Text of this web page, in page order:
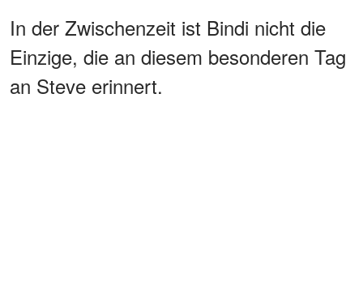
In der Zwischenzeit ist Bindi nicht die
Einzige, die an diesem besonderen Tag
an Steve erinnert.